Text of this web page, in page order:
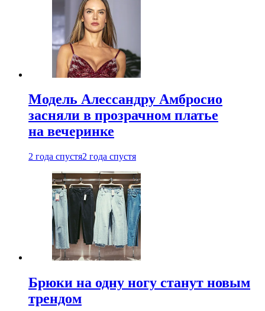
Модель Алессандру Амбросио
засняли в прозрачном платье
на вечеринке
2 года спустя2 года спустя
Брюки на одну ногу станут новым
трендом